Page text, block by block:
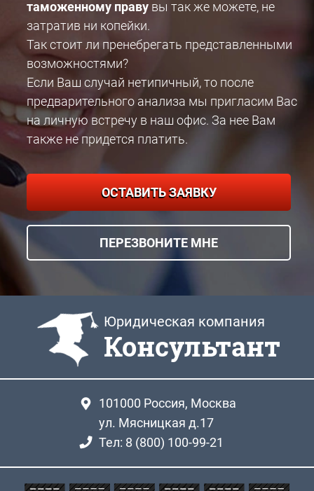
таможенному праву вы так же можете, не
затратив ни копейки.
Так стоит ли пренебрегать представленными
возможностями?
Если Ваш случай нетипичный, то после
предварительного анализа мы пригласим Вас
на личную встречу в наш офис. За нее Вам
также не придется платить.
ОСТАВИТЬ ЗАЯВКУ
ПЕРЕЗВОНИТЕ МНЕ
Юридическая компания
Консультант
101000 Россия, Москва
ул. Мясницкая д.17
Тел: 8 (800) 100-99-21